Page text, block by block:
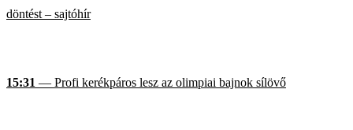
döntést – sajtóhír
15:31 — Profi kerékpáros lesz az olimpiai bajnok sílövő